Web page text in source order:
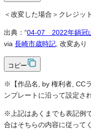
＜改変した場合＞クレジッ
出典：“04-07 2022年鍋冠
via 長崎市歳時記 , 改変あり
コピー
※【作品名, by 権利者, CC
ンプレートに沿って設定さ
※上記はあくまでも表記例
合はそちらの内容に従って